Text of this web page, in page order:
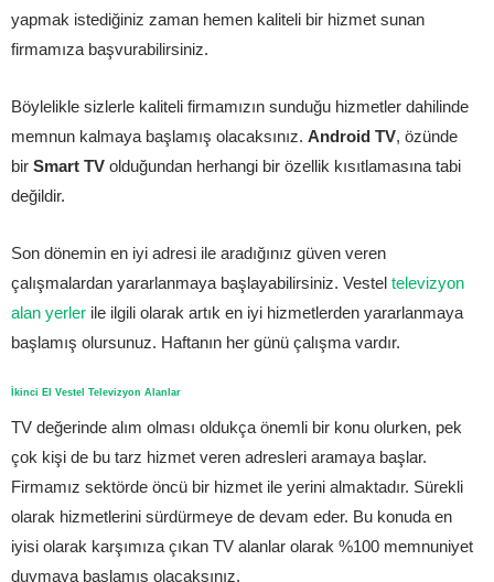
yapmak istediğiniz zaman hemen kaliteli bir hizmet sunan
firmamıza başvurabilirsiniz.
Böylelikle sizlerle kaliteli firmamızın sunduğu hizmetler dahilinde
memnun kalmaya başlamış olacaksınız. Android TV, özünde
bir Smart TV olduğundan herhangi bir özellik kısıtlamasına tabi
değildir.
Son dönemin en iyi adresi ile aradığınız güven veren
çalışmalardan yararlanmaya başlayabilirsiniz. Vestel televizyon
alan yerler ile ilgili olarak artık en iyi hizmetlerden yararlanmaya
başlamış olursunuz. Haftanın her günü çalışma vardır.
İkinci El Vestel Televizyon Alanlar
TV değerinde alım olması oldukça önemli bir konu olurken, pek
çok kişi de bu tarz hizmet veren adresleri aramaya başlar.
Firmamız sektörde öncü bir hizmet ile yerini almaktadır. Sürekli
olarak hizmetlerini sürdürmeye de devam eder. Bu konuda en
iyisi olarak karşımıza çıkan TV alanlar olarak %100 memnuniyet
duymaya başlamış olacaksınız.